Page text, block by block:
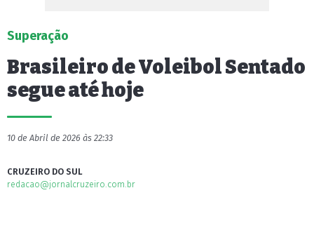
Superação
Brasileiro de Voleibol Sentado
segue até hoje
10 de Abril de 2026 às 22:33
CRUZEIRO DO SUL
redacao@jornalcruzeiro.com.br